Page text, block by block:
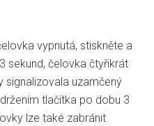
vypnutá, stiskněte a
sekund, čelovka čtyřikrát
signalizovala uzamčený
tlačítka po dobu 3
lze také zabránit